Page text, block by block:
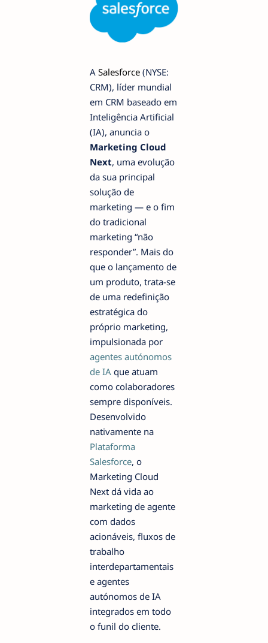
A Salesforce (NYSE:
CRM), líder mundial
em CRM baseado em
Inteligência Artificial
(IA), anuncia o
Marketing Cloud
Next, uma evolução
da sua principal
solução de
marketing — e o fim
do tradicional
marketing “não
responder”. Mais do
que o lançamento de
um produto, trata-se
de uma redefinição
estratégica do
próprio marketing,
impulsionada por
agentes autónomos
de IA que atuam
como colaboradores
sempre disponíveis.
Desenvolvido
nativamente na
Plataforma
Salesforce, o
Marketing Cloud
Next dá vida ao
marketing de agente
com dados
acionáveis, fluxos de
trabalho
interdepartamentais
e agentes
autónomos de IA
integrados em todo
o funil do cliente.